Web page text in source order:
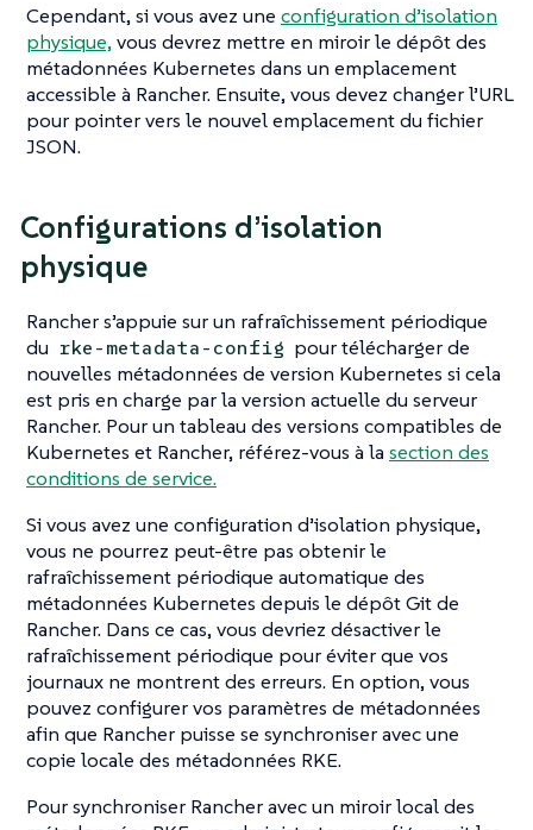
Cependant, si vous avez une configuration d’isolation
physique,vous devrez mettre en miroir le dépôt des
métadonnées Kubernetes dans un emplacement
accessible à Rancher. Ensuite, vous devez changer l’URL
pour pointer vers le nouvel emplacement du fichier
JSON.
Configurations d’isolation
physique
Rancher s’appuie sur un rafraîchissement périodique
du rke-metadata-config pour télécharger de
nouvelles métadonnées de version Kubernetes si cela
est pris en charge par la version actuelle du serveur
Rancher. Pour un tableau des versions compatibles de
Kubernetes et Rancher, référez-vous à la section des
conditions de service.
Si vous avez une configuration d’isolation physique,
vous ne pourrez peut-être pas obtenir le
rafraîchissement périodique automatique des
métadonnées Kubernetes depuis le dépôt Git de
Rancher. Dans ce cas, vous devriez désactiver le
rafraîchissement périodique pour éviter que vos
journaux ne montrent des erreurs. En option, vous
pouvez configurer vos paramètres de métadonnées
afin que Rancher puisse se synchroniser avec une
copie locale des métadonnées RKE.
Pour synchroniser Rancher avec un miroir local des